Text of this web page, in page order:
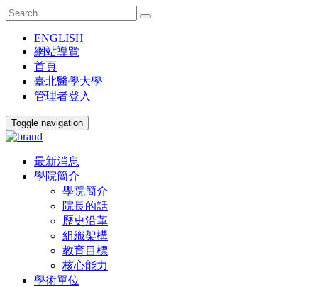
ENGLISH
網站導覽
首頁
臺北醫學大學
管理者登入
Toggle navigation
最新消息
學院簡介
學院簡介
院長的話
歷史沿革
組織架構
教育目標
核心能力
學術單位